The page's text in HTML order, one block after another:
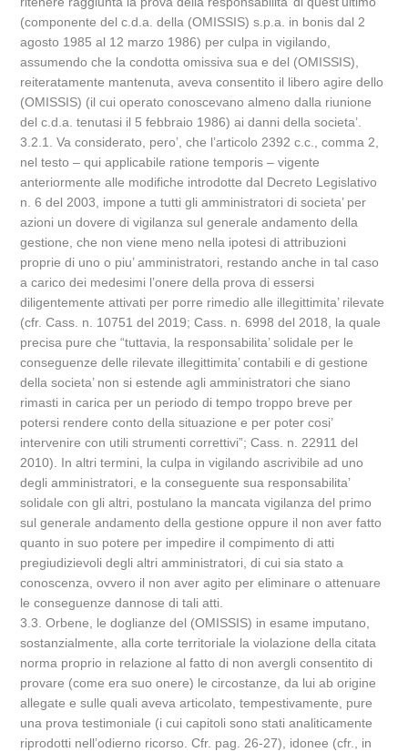
(componente del c.d.a. della (OMISSIS) s.p.a. in bonis dal 2
agosto 1985 al 12 marzo 1986) per culpa in vigilando,
assumendo che la condotta omissiva sua e del (OMISSIS),
reiteratamente mantenuta, aveva consentito il libero agire dello
(OMISSIS) (il cui operato conoscevano almeno dalla riunione
del c.d.a. tenutasi il 5 febbraio 1986) ai danni della societa’.
3.2.1. Va considerato, pero’, che l’articolo 2392 c.c., comma 2,
nel testo – qui applicabile ratione temporis – vigente
anteriormente alle modifiche introdotte dal Decreto Legislativo
n. 6 del 2003, impone a tutti gli amministratori di societa’ per
azioni un dovere di vigilanza sul generale andamento della
gestione, che non viene meno nella ipotesi di attribuzioni
proprie di uno o piu’ amministratori, restando anche in tal caso
a carico dei medesimi l’onere della prova di essersi
diligentemente attivati per porre rimedio alle illegittimita’ rilevate
(cfr. Cass. n. 10751 del 2019; Cass. n. 6998 del 2018, la quale
precisa pure che “tuttavia, la responsabilita’ solidale per le
conseguenze delle rilevate illegittimita’ contabili e di gestione
della societa’ non si estende agli amministratori che siano
rimasti in carica per un periodo di tempo troppo breve per
potersi rendere conto della situazione e per poter cosi’
intervenire con utili strumenti correttivi”; Cass. n. 22911 del
2010). In altri termini, la culpa in vigilando ascrivibile ad uno
degli amministratori, e la conseguente sua responsabilita’
solidale con gli altri, postulano la mancata vigilanza del primo
sul generale andamento della gestione oppure il non aver fatto
quanto in suo potere per impedire il compimento di atti
pregiudizievoli degli altri amministratori, di cui sia stato a
conoscenza, ovvero il non aver agito per eliminare o attenuare
le conseguenze dannose di tali atti.
3.3. Orbene, le doglianze del (OMISSIS) in esame imputano,
sostanzialmente, alla corte territoriale la violazione della citata
norma proprio in relazione al fatto di non avergli consentito di
provare (come era suo onere) le circostanze, da lui ab origine
allegate e sulle quali aveva articolato, tempestivamente, pure
una prova testimoniale (i cui capitoli sono stati analiticamente
riprodotti nell’odierno ricorso. Cfr. pag. 26-27), idonee (cfr., in